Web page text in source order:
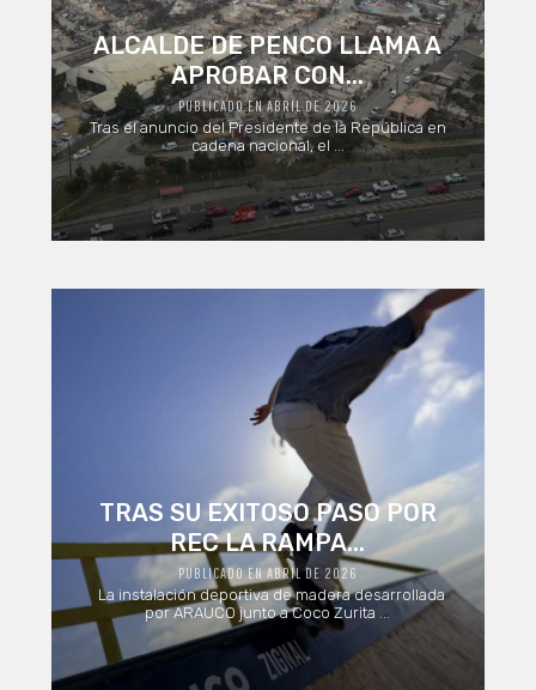
ALCALDE DE PENCO LLAMA A
APROBAR CON...
PUBLICADO EN ABRIL DE 2026
Tras el anuncio del Presidente de la República en
cadena nacional, el ...
TRAS SU EXITOSO PASO POR
REC LA RAMPA...
PUBLICADO EN ABRIL DE 2026
La instalación deportiva de madera desarrollada
por ARAUCO junto a Coco Zurita ...